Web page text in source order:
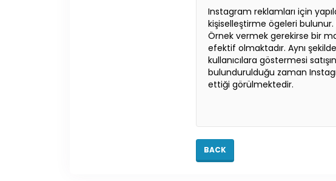
Instagram reklamları için
kişiselleştirme ögeleri
Örnek vermek gerekirse bir
efektif olmaktadır. Aynı
kullanıcılara göstermesi
bulundurulduğu zaman
ettiği görülmektedir.
BACK